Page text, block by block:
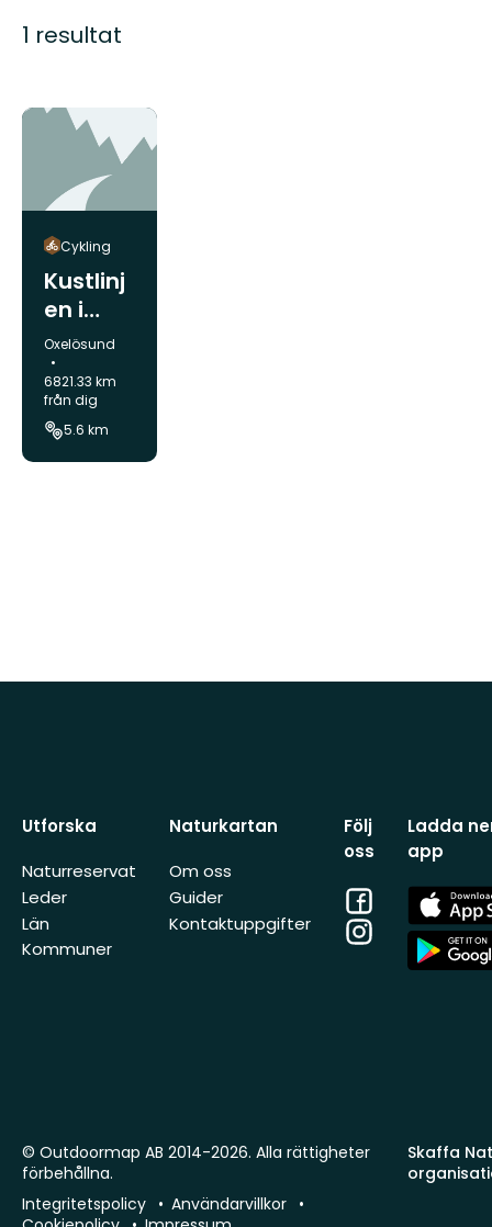
1 resultat
Cykling
Kustlinj
en i
Oxelösu
nd
Kommun:
Oxelösund
6821.33 km
från dig
5.6 km
Utforska
Naturreservat
Leder
Län
Kommuner
Naturkartan
Om oss
Guider
Kontaktuppgifter
Följ
oss
Facebook
Instagram
Ladda
app
App
Store
App
Store
Skaffa
© Outdoormap AB 2014-2026. Alla rättigheter
förbehållna.
Integritetspolicy
Användarvillkor